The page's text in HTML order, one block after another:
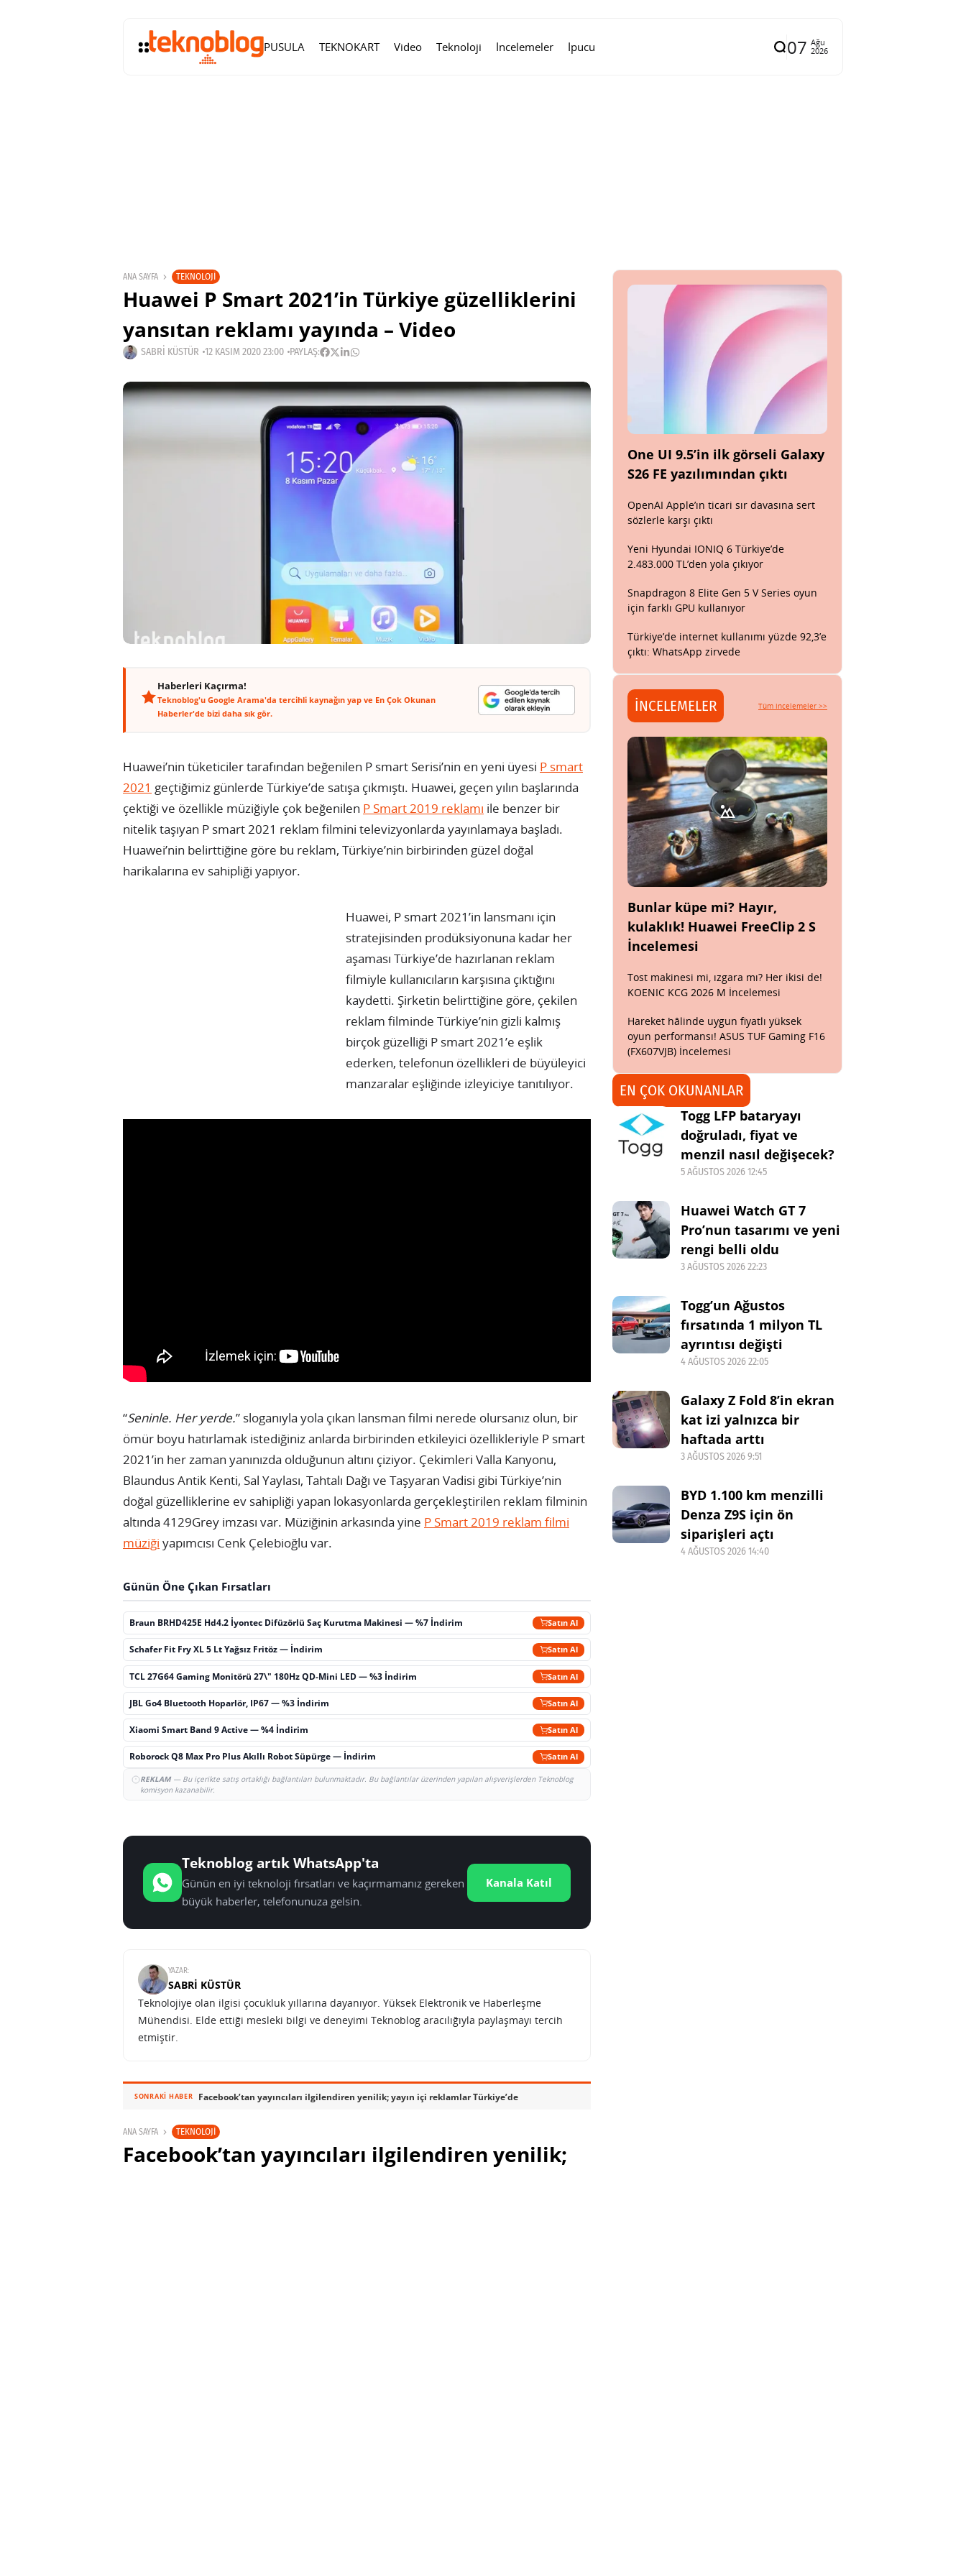
PUSULA TEKNOKART Video Teknoloji İncelemeler İpucu 07 Ağu
2026
ANA SAYFA TEKNOLOJI
Huawei P Smart 2021’in Türkiye güzelliklerini
yansıtan reklamı yayında – Video
SABRI KÜSTÜR 12 KASIM 2020 23:00 PAYLAŞ:
Haberleri Kaçırma!
Teknoblog'u Google Arama'da tercihli kaynağın yap ve En Çok Okunan
Haberler'de bizi daha sık gör.
Huawei’nin tüketiciler tarafından beğenilen P smart Serisi’nin en yeni üyesi P smart
2021 geçtiğimiz günlerde Türkiye’de satışa çıkmıştı. Huawei, geçen yılın başlarında
çektiği ve özellikle müziğiyle çok beğenilen P Smart 2019 reklamı ile benzer bir
nitelik taşıyan P smart 2021 reklam filmini televizyonlarda yayınlamaya başladı.
Huawei’nin belirttiğine göre bu reklam, Türkiye’nin birbirinden güzel doğal
harikalarına ev sahipliği yapıyor.
Huawei, P smart 2021’in lansmanı için
stratejisinden prodüksiyonuna kadar her
aşaması Türkiye’de hazırlanan reklam
filmiyle kullanıcıların karşısına çıktığını
kaydetti. Şirketin belirttiğine göre, çekilen
reklam filminde Türkiye’nin gizli kalmış
birçok güzelliği P smart 2021’e eşlik
ederken, telefonun özellikleri de büyüleyici
manzaralar eşliğinde izleyiciye tanıtılıyor.
“Seninle. Her yerde.” sloganıyla yola çıkan lansman filmi nerede olursanız olun, bir
ömür boyu hatırlamak istediğiniz anlarda birbirinden etkileyici özellikleriyle P smart
2021’in her zaman yanınızda olduğunun altını çiziyor. Çekimleri Valla Kanyonu,
Blaundus Antik Kenti, Sal Yaylası, Tahtalı Dağı ve Taşyaran Vadisi gibi Türkiye’nin
doğal güzelliklerine ev sahipliği yapan lokasyonlarda gerçekleştirilen reklam filminin
altında 4129Grey imzası var. Müziğinin arkasında yine P Smart 2019 reklam filmi
müziği yapımcısı Cenk Çelebioğlu var.
Günün Öne Çıkan Fırsatları
Braun BRHD425E Hd4.2 İyontec Difüzörlü Saç Kurutma Makinesi — %7 İndirim Satın Al
Schafer Fit Fry XL 5 Lt Yağsız Fritöz — İndirim Satın Al
TCL 27G64 Gaming Monitörü 27\" 180Hz QD-Mini LED — %3 İndirim Satın Al
JBL Go4 Bluetooth Hoparlör, IP67 — %3 İndirim Satın Al
Xiaomi Smart Band 9 Active — %4 İndirim Satın Al
Roborock Q8 Max Pro Plus Akıllı Robot Süpürge — İndirim Satın Al
REKLAM— Bu içerikte satış ortaklığı bağlantıları bulunmaktadır. Bu bağlantılar üzerinden yapılan alışverişlerden Teknoblog
komisyon kazanabilir.
Teknoblog artık WhatsApp'ta
Günün en iyi teknoloji fırsatları ve kaçırmamanız gereken
büyük haberler, telefonunuza gelsin.
Kanala Katıl
YAZAR:
SABRI KÜSTÜR
Teknolojiye olan ilgisi çocukluk yıllarına dayanıyor. Yüksek Elektronik ve Haberleşme
Mühendisi. Elde ettiği mesleki bilgi ve deneyimi Teknoblog aracılığıyla paylaşmayı tercih
etmiştir.
SONRAKI HABER Facebook’tan yayıncıları ilgilendiren yenilik; yayın içi reklamlar Türkiye’de
ANA SAYFA TEKNOLOJI
Facebook’tan yayıncıları ilgilendiren yenilik;
One UI 9.5’in ilk görseli Galaxy
S26 FE yazılımından çıktı
OpenAI Apple’ın ticari sır davasına sert
sözlerle karşı çıktı
Yeni Hyundai IONIQ 6 Türkiye’de
2.483.000 TL’den yola çıkıyor
Snapdragon 8 Elite Gen 5 V Series oyun
için farklı GPU kullanıyor
Türkiye’de internet kullanımı yüzde 92,3’e
çıktı: WhatsApp zirvede
İNCELEMELER Tüm incelemeler >>
Bunlar küpe mi? Hayır,
kulaklık! Huawei FreeClip 2 S
İncelemesi
Tost makinesi mi, ızgara mı? Her ikisi de!
KOENIC KCG 2026 M İncelemesi
Hareket hâlinde uygun fiyatlı yüksek
oyun performansı! ASUS TUF Gaming F16
(FX607VJB) İncelemesi
EN ÇOK OKUNANLAR
Togg LFP bataryayı
doğruladı, fiyat ve
menzil nasıl değişecek?
5 AĞUSTOS 2026 12:45
Huawei Watch GT 7
Pro’nun tasarımı ve yeni
rengi belli oldu
3 AĞUSTOS 2026 22:23
Togg’un Ağustos
fırsatında 1 milyon TL
ayrıntısı değişti
4 AĞUSTOS 2026 22:05
Galaxy Z Fold 8’in ekran
kat izi yalnızca bir
haftada arttı
3 AĞUSTOS 2026 9:51
BYD 1.100 km menzilli
Denza Z9S için ön
siparişleri açtı
4 AĞUSTOS 2026 14:40